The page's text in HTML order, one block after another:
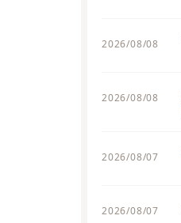
2026/08/08
2026/08/08
2026/08/07
2026/08/07